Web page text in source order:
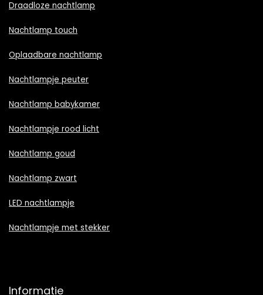
Draadloze nachtlamp
Nachtlamp touch
Oplaadbare nachtlamp
Nachtlampje peuter
Nachtlamp babykamer
Nachtlampje rood licht
Nachtlamp goud
Nachtlamp zwart
LED nachtlampje
Nachtlampje met stekker
Informatie